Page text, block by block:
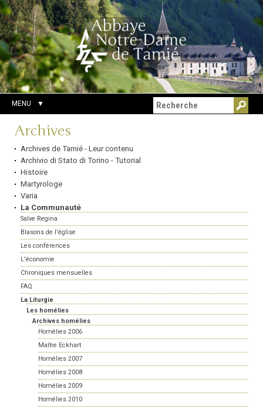
Aller
au
contenu.
|
Aller
à
la
navigation
Outils
personnels
Chercher par
Recherche
avancée…
MENU
Navigation
Archives
Archives de Tamié - Leur contenu
Archivio di Stato di Torino - Tutorial
Histoire
Martyrologe
Varia
La Communauté
Salve Regina
Blasons de l'église
Les conférences
L'économie
Chroniques mensuelles
FAQ
La Liturgie
Les homélies
Archives homélies
Homélies 2006
Maître Eckhart
Homélies 2007
Homélies 2008
Homélies 2009
Homélies 2010